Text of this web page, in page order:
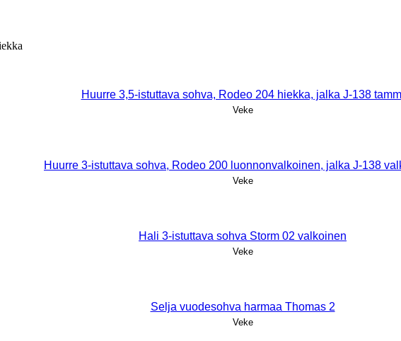
Huurre 3,5-istuttava sohva, Rodeo 204 hiekka, jalka J-138
Veke
Huurre 3-istuttava sohva, Rodeo 200 luonnonvalkoinen, jalka J-138
Veke
Hali 3-istuttava sohva Storm 02 valkoinen
Veke
Selja vuodesohva harmaa Thomas 2
Veke